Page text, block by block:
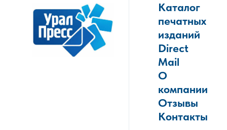
Каталог
печатных
изданий
Direct
Mail
О
компании
Отзывы
Контакты